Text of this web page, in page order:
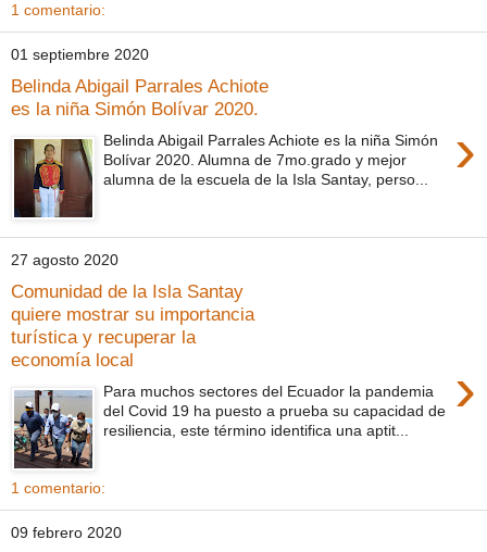
1 comentario:
01 septiembre 2020
Belinda Abigail Parrales Achiote
es la niña Simón Bolívar 2020.
›
Belinda Abigail Parrales Achiote es la niña Simón
Bolívar 2020. Alumna de 7mo.grado y mejor
alumna de la escuela de la Isla Santay, perso...
27 agosto 2020
Comunidad de la Isla Santay
quiere mostrar su importancia
turística y recuperar la
economía local
›
Para muchos sectores del Ecuador la pandemia
del Covid 19 ha puesto a prueba su capacidad de
resiliencia, este término identifica una aptit...
1 comentario:
09 febrero 2020